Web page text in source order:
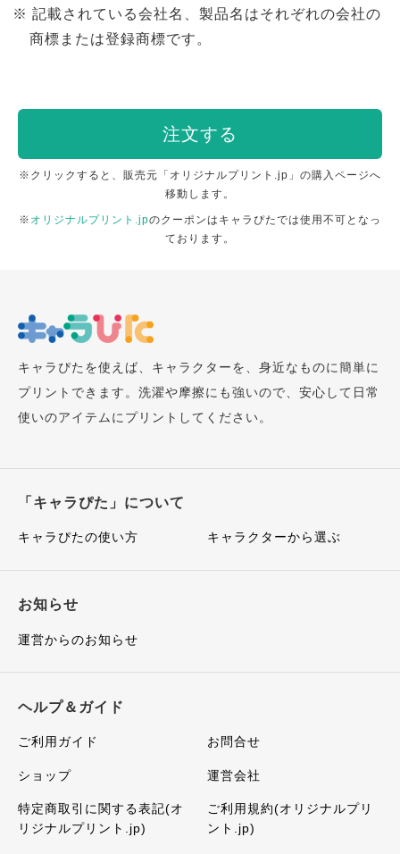
記載されている会社名、製品名はそれぞれの会社の
商標または登録商標です。
注文する
※クリックすると、販売元「オリジナルプリント.jp」の購入ページへ
移動します。
※ オリジナルプリント.jpのクーポンはキャラぴたでは使用不可となっ
ております。
キャラぴたを使えば、キャラクターを、身近なものに簡単に
プリントできます。洗濯や摩擦にも強いので、安心して日常
使いのアイテムにプリントしてください。
「キャラぴた」について
キャラぴたの使い方 キャラクターから選ぶ
お知らせ
運営からのお知らせ
ヘルプ＆ガイド
ご利用ガイド お問合せ
ショップ 運営会社
特定商取引に関する表記(オ
リジナルプリント.jp)
ご利用規約(オリジナルプリ
ント.jp)